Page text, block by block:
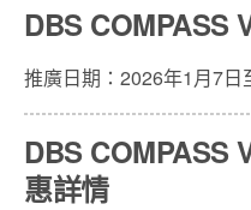
DBS COMPASS
推廣日期：2026年1月7日
DBS COMPASS
惠詳情